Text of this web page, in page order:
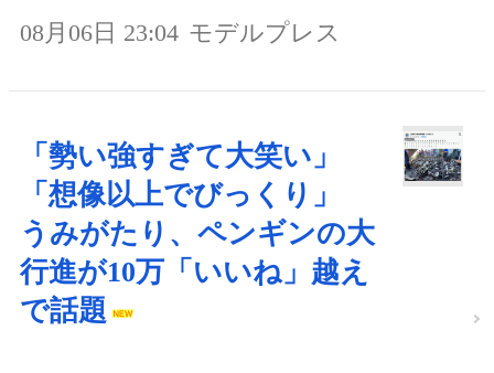
08月06日 23:04 モデルプレス
「勢い強すぎて大笑い」
「想像以上でびっくり」
うみがたり、ペンギンの大
行進が10万「いいね」越え
で話題